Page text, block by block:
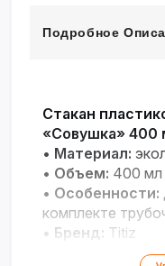
Подробное
Стакан
«Совушка» 400
• Материал:
• Объем: 400 мл
• Особенности:
комплекте
• Бренд: Titiz